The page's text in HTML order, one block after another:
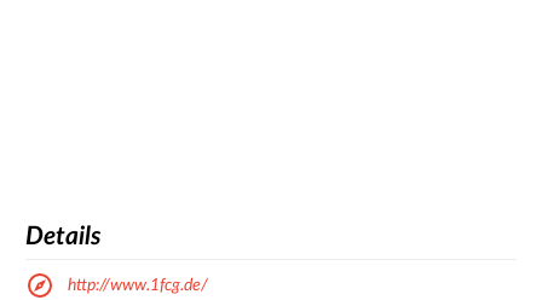
Details
http://www.1fcg.de/